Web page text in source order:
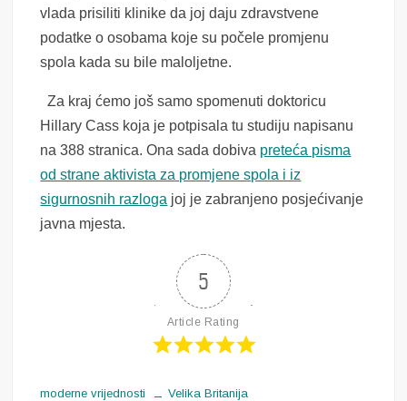
vlada prisiliti klinike da joj daju zdravstvene
podatke o osobama koje su počele promjenu
spola kada su bile maloljetne.
Za kraj ćemo još samo spomenuti doktoricu
Hillary Cass koja je potpisala tu studiju napisanu
na 388 stranica. Ona sada dobiva preteća pisma
od strane aktivista za promjene spola i iz
sigurnosnih razloga joj je zabranjeno posjećivanje
javna mjesta.
5
Article Rating
moderne vrijednosti Velika Britanija